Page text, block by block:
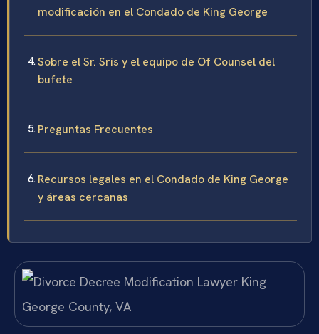
modificación en el Condado de King George
Sobre el Sr. Sris y el equipo de Of Counsel del
bufete
Preguntas Frecuentes
Recursos legales en el Condado de King George
y áreas cercanas